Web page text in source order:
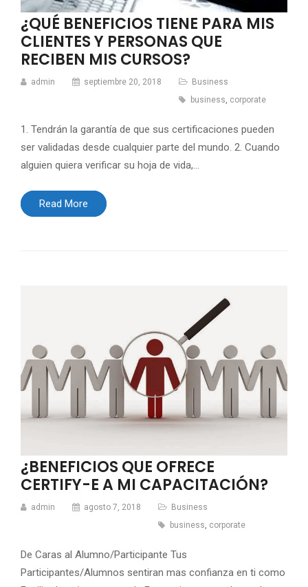
¿QUÉ BENEFICIOS TIENE PARA MIS
CLIENTES Y PERSONAS QUE
RECIBEN MIS CURSOS?
admin septiembre 20, 2018
Business
business corporate
1. Tendrán la garantía de que sus certificaciones pueden
ser validadas desde cualquier parte del mundo. 2. Cuando
alguien quiera verificar su hoja de vida,…
Read More
¿BENEFICIOS QUE OFRECE
CERTIFY-E A MI CAPACITACIÓN?
admin agosto 7, 2018
Business
business, corporate
De Caras al Alumno/Participante Tus
Participantes/Alumnos sentiran mas confianza en ti como